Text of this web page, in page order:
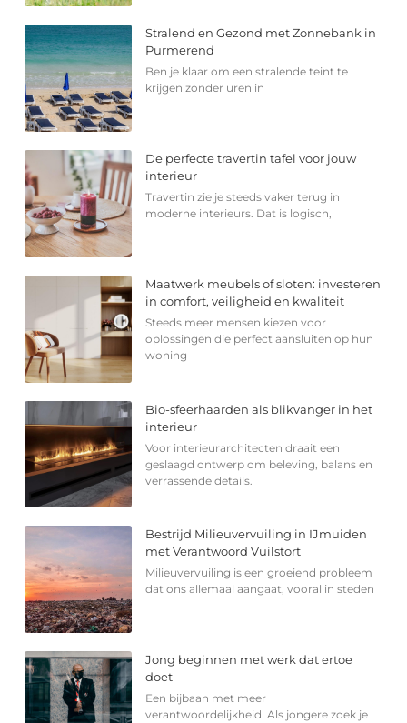
Stralend en Gezond met Zonnebank in
Purmerend
Ben je klaar om een stralende teint te
krijgen zonder uren in
De perfecte travertin tafel voor jouw
interieur
Travertin zie je steeds vaker terug in
moderne interieurs. Dat is logisch,
Maatwerk meubels of sloten: investeren
in comfort, veiligheid en kwaliteit
Steeds meer mensen kiezen voor
oplossingen die perfect aansluiten op hun
woning
Bio-sfeerhaarden als blikvanger in het
interieur
Voor interieurarchitecten draait een
geslaagd ontwerp om beleving, balans en
verrassende details.
Bestrijd Milieuvervuiling in IJmuiden
met Verantwoord Vuilstort
Milieuvervuiling is een groeiend probleem
dat ons allemaal aangaat, vooral in steden
Jong beginnen met werk dat ertoe
doet
Een bijbaan met meer
verantwoordelijkheid Als jongere zoek je